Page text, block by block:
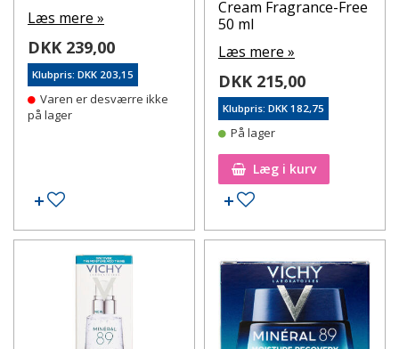
Læs mere »
DKK 239,00
Klubpris: DKK 203,15
Varen er desværre ikke
på lager
Tilføj til ønskeseddel
Cream Fragrance-Free
50 ml
Læs mere »
DKK 215,00
Klubpris: DKK 182,75
På lager
Læg i kurv
Tilføj til ønskeseddel